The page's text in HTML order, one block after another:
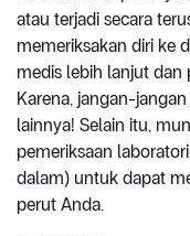
atau terjadi secara
memeriksakan diri ke
medis lebih lanjut dan
Karena, jangan-
lainnya! Selain itu,
pemeriksaan
dalam) untuk dapat
perut Anda.